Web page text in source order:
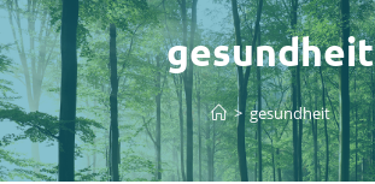
gesundheit
> gesundheit